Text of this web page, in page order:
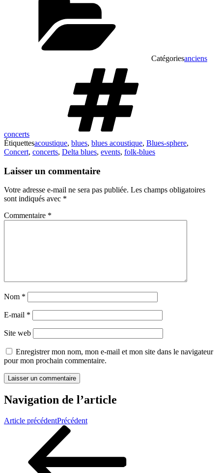
Catégoriesanciens
concerts
Étiquettesacoustique, blues, blues acoustique, Blues-sphere,
Concert, concerts, Delta blues, events, folk-blues
Laisser un commentaire
Votre adresse e-mail ne sera pas publiée. Les champs obligatoires
sont indiqués avec *
Commentaire *
Nom *
E-mail *
Site web
Enregistrer mon nom, mon e-mail et mon site dans le navigateur
pour mon prochain commentaire.
Navigation de l’article
Article précédentPrécédent